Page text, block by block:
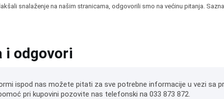
snalaženje na našim stranicama, odgovorili smo na većinu pitanja.
i odgovori
ispod nas možete pitati za sve potrebne informacije u vezi sa
pri kupovini pozovite nas telefonski na 033 873 872.